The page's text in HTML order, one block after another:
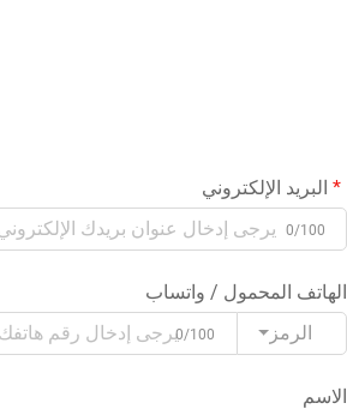
البريد الإلكتروني
0/100
الهاتف المحمول / واتساب
الرمز
0/100
الاسم